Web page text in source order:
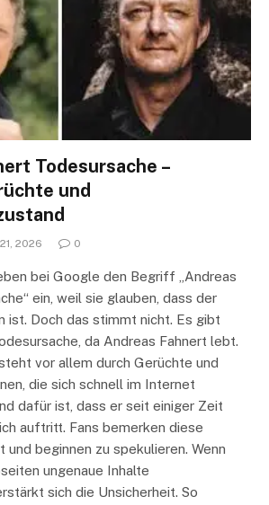
Todesursache –
und
2026 0
bei Google den Begriff „Andreas
ein, weil sie glauben, dass der
ist. Doch das stimmt nicht. Es gibt
da Andreas Fahnert lebt.
vor allem durch Gerüchte und
die sich schnell im Internet
dafür ist, dass er seit einiger Zeit
auftritt. Fans bemerken diese
und beginnen zu spekulieren. Wenn
ungenaue Inhalte
sich die Unsicherheit. So